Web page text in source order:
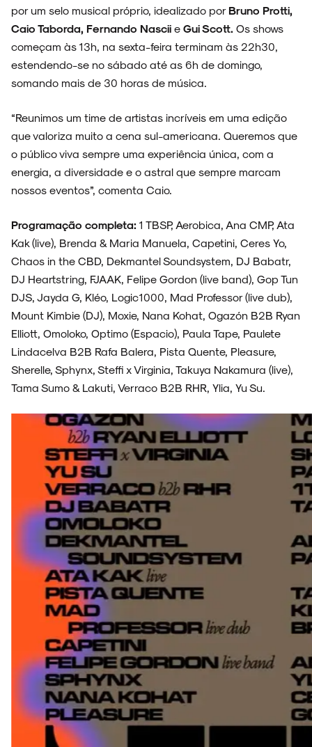
por um selo musical próprio, idealizado por Bruno Protti,
Caio Taborda, Fernando Nascii e Gui Scott. Os shows
começam às 13h, na sexta-feira terminam às 22h30,
estendendo-se no sábado até as 6h de domingo,
somando mais de 30 horas de música.
“Reunimos um time de artistas incríveis em uma edição
que valoriza muito a cena sul-americana. Queremos que
o público viva sempre uma experiência única, com a
energia, a diversidade e o astral que sempre marcam
nossos eventos”, comenta Caio.
Programação completa: 1 TBSP, Aerobica, Ana CMP, Ata
Kak (live), Brenda & Maria Manuela, Capetini, Ceres Yo,
Chaos in the CBD, Dekmantel Soundsystem, DJ Babatr,
DJ Heartstring, FJAAK, Felipe Gordon (live band), Gop Tun
DJS, Jayda G, Kléo, Logic1000, Mad Professor (live dub),
Mount Kimbie (DJ), Moxie, Nana Kohat, Ogazón B2B Ryan
Elliott, Omoloko, Optimo (Espacio), Paula Tape, Paulete
Lindacelva B2B Rafa Balera, Pista Quente, Pleasure,
Sherelle, Sphynx, Steffi x Virginia, Takuya Nakamura (live),
Tama Sumo & Lakuti, Verraco B2B RHR, Ylia, Yu Su.